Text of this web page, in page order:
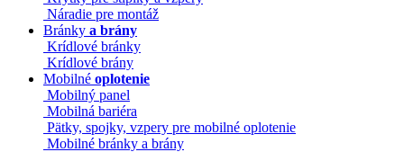
Náradie pre montáž
Bránky a brány
Krídlové bránky
Krídlové brány
Mobilné oplotenie
Mobilný panel
Mobilná bariéra
Pätky, spojky, vzpery pre mobilné oplotenie
Mobilné bránky a brány